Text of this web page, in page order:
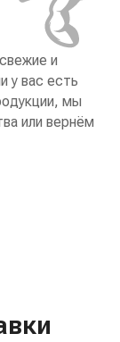
и
у вас есть
мы
или вернём